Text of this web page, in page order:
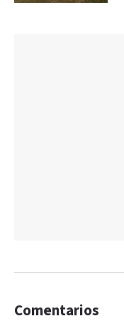
Comentarios